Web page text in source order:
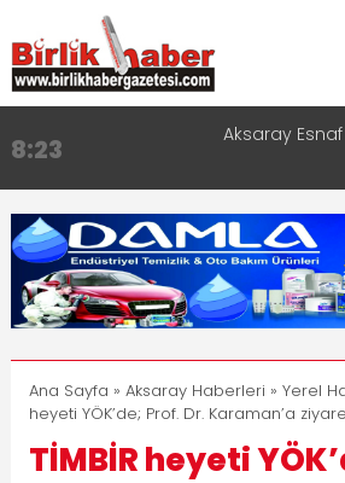
8:23 Aksaray
11:30
Birlikhaber.com Yayın
13:33 Taşımacılıkta
17:15
Aksaray OSB Bölge
16:00
Aksaray Esnaf Rehberi ile
Ana Sayfa » Aksaray Haberleri » Yerel
heyeti YÖK’de; Prof. Dr. Karaman’a
TİMBİR heyeti